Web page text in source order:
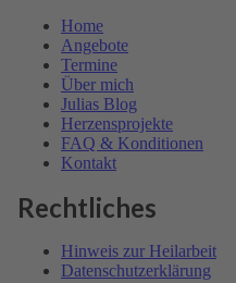
Home
Angebote
Termine
Über mich
Julias Blog
Herzensprojekte
FAQ & Kondi­tionen
Kontakt
Rechtliches
Hinweis zur Heilarbeit
Daten­schutz­er­klärung